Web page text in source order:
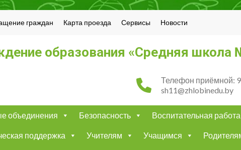
граждан Карта проезда Сервисы Новости
образования «Средняя
Телефон приёмной:
sh11@zhlobinedu.by
объединения Безопасность Воспитательная работа
поддержка Учителям Учащимся